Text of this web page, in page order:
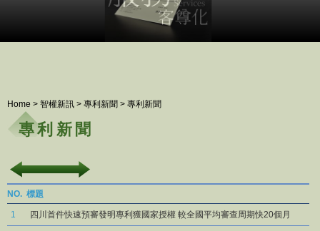
Home > 智權新訊 > 專利新聞 > 專利新聞
專利新聞
NO. 標題
1 四川首件快速預審發明專利獲國家授權 較全國平均審查周期快20個月